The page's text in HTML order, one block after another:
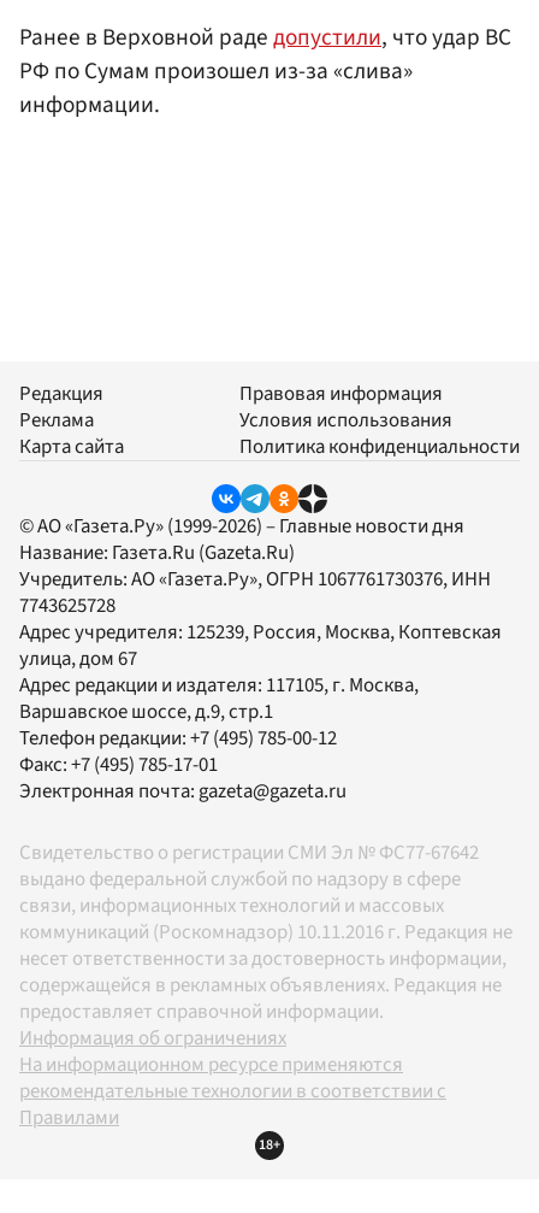
Ранее в Верховной радедопустили, что удар ВС
РФ по Сумам произошел из-за «слива»
информации.
Редакция
Реклама
Карта сайта
Правовая информация
Условия использования
Политика конфиденциальности
© АО «Газета.Ру» (1999-2026) – Главные новости дня
Название: Газета.Ru (Gazeta.Ru)
Учредитель:АО «Газета.Ру», ОГРН 1067761730376, ИНН
7743625728
Адрес учредителя: 125239, Россия, Москва, Коптевская
улица, дом 67
Адрес редакции и издателя: 117105, г. Москва,
Варшавское шоссе, д.9, стр.1
Телефон редакции:+7 (495) 785-00-12
Факс:+7 (495) 785-17-01
Электронная почта:gazeta@gazeta.ru
Свидетельство о регистрации СМИ Эл № ФС77-67642
выдано федеральной службой по надзору в сфере
связи, информационных технологий и массовых
коммуникаций (Роскомнадзор) 10.11.2016 г. Редакция не
несет ответственности за достоверность информации,
содержащейся в рекламных объявлениях. Редакция не
предоставляет справочной информации.
Информация об ограничениях
На информационном ресурсе применяются
рекомендательные технологии в соответствии с
Правилами
18+